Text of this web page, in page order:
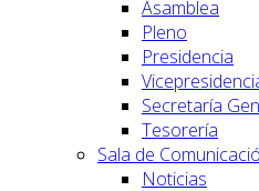
Asamblea
Pleno
Presidencia
Secretaría
Tesorería
Sala de
Noticias